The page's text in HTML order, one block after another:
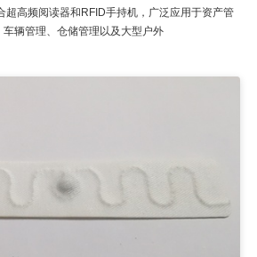
超高频阅读器和RFID手持机，广泛应用于资产管
辆管理、仓储管理以及大型户外